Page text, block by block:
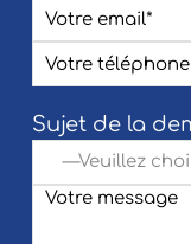
Sujet de la